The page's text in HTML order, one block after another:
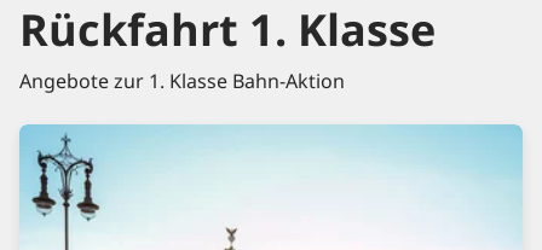
Rückfahrt 1. Klasse
Angebote zur 1. Klasse Bahn-Aktion